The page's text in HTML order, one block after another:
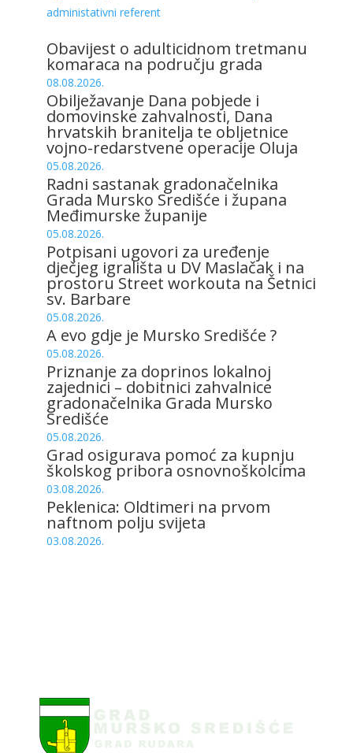
administativni referent
Obavijest o adulticidnom tretmanu
komaraca na području grada
08.08.2026.
Obilježavanje Dana pobjede i
domovinske zahvalnosti, Dana
hrvatskih branitelja te obljetnice
vojno-redarstvene operacije Oluja
05.08.2026.
Radni sastanak gradonačelnika
Grada Mursko Središće i župana
Međimurske županije
05.08.2026.
Potpisani ugovori za uređenje
dječjeg igrališta u DV Maslačak i na
prostoru Street workouta na Šetnici
sv. Barbare
05.08.2026.
A evo gdje je Mursko Središće ?
05.08.2026.
Priznanje za doprinos lokalnoj
zajednici – dobitnici zahvalnice
gradonačelnika Grada Mursko
Središće
05.08.2026.
Grad osigurava pomoć za kupnju
školskog pribora osnovnoškolcima
03.08.2026.
Peklenica: Oldtimeri na prvom
naftnom polju svijeta
03.08.2026.